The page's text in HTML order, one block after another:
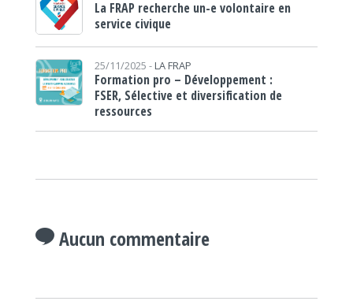
La FRAP recherche un-e volontaire en
service civique
25/11/2025 - LA FRAP
Formation pro – Développement :
FSER, Sélective et diversification de
ressources
Aucun commentaire